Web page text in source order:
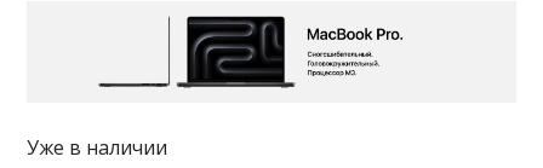
Уже в наличии